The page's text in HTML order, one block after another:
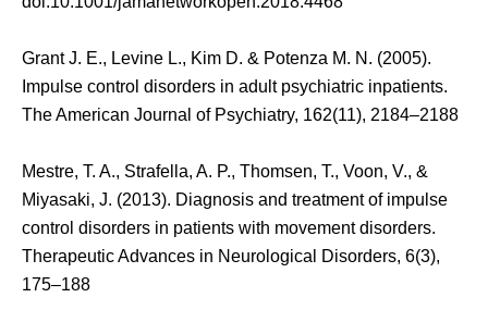
Grant J. E., Levine L., Kim D. & Potenza M. N. (2005).
Impulse control disorders in adult psychiatric inpatients.
The American Journal of Psychiatry, 162(11), 2184–2188
Mestre, T. A., Strafella, A. P., Thomsen, T., Voon, V., &
Miyasaki, J. (2013). Diagnosis and treatment of impulse
control disorders in patients with movement disorders.
Therapeutic Advances in Neurological Disorders, 6(3),
175–188